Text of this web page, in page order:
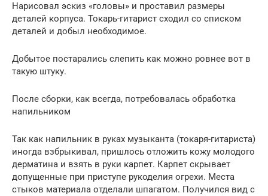
Нарисовал эскиз «головы» и проставил размеры
деталей корпуса. Токарь-гитарист сходил со списком
деталей и добыл необходимое.
Добытое постарались слепить как можно ровнее вот в
такую штуку.
После сборки, как всегда, потребовалась обработка
напильником
Так как напильник в руках музыканта (токаря-гитариста)
иногда взбрыкивал, пришлось отложить кожу молодого
дерматина и взять в руки карпет. Карпет скрывает
допущенные при приступе рукоделия огрехи. Места
стыков материала отделали шпагатом. Получился вид с